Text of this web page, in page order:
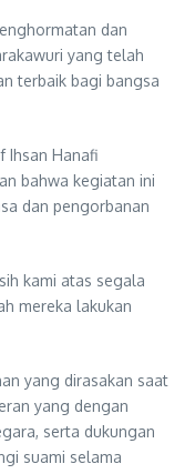
dan
yang telah
terbaik bagi bangsa
Ihsan Hanafi
bahwa kegiatan ini
dan pengorbanan
kami atas segala
mereka lakukan
yang dirasakan saat
yang dengan
serta dukungan
suami selama